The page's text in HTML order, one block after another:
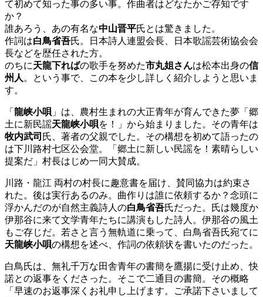
て初めて知った事の多い事。作曲者はどなたかご存知です
か？
誰あろう、あの有名な中山晋平氏とは驚きました。
作詞は白鳥省吾氏。日本詩人連盟会長、日本歌謡芸術協会会
長などを歴任された方。
のちに天龍下ればの歌手を努めた市丸姐さんは松本出身の信
州人 。という事で、この本を少し詳しく紹介しようと思いま
す。
「 龍峡小唄 」は、農村生まれの大正青年が育んできた夢「郷
土に新民謡天龍峡小唄を！」から始まりました。その青年は
牧内武司 氏、著者の父親でした。その構想を初めて語ったの
は下川路村七区公会堂。「郷土に新しい民謡を！素晴らしい
提案だ」村長はじめ一同大賛成。
川路・龍江 両村の村長に趣意書を届け、賛同協力は約束さ
れた。後は実行あるのみ。曲作りは誰に依頼するか？念頭に
浮かんだのが自然主義詩人の白鳥省吾氏だった。氏は幾度か
伊那谷に来て文学青年たちに講演もした詩人。伊那谷の風土
もご存じだ。若さと言う無軌道に乗って、白鳥省吾氏宛てに
天龍峡小唄の構想を述べ、作詞の依頼状を書いたのだった。
白鳥氏は、無礼千万な田舎青年の書簡を鷹揚に受け止め、快
諾との返事をくださった。そこで二通目の書簡。その概略
「早速のお返事深くお礼申し上げます。ご承諾下さいまして